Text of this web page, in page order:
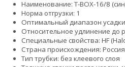
Наименование: Т-BOX-16/8
Норма отгрузки: 1
Оптимальный диапазон
Относительное удлинение до
Специальные свойства: HF
Страна происхождения: Россия
Тип трубки: без клеевого слоя